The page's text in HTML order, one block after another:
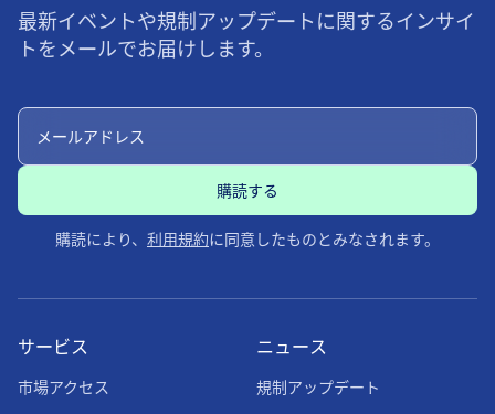
最新イベントや規制アップデートに関するインサイ
トをメールでお届けします。
購読により、 利用規約に同意したものとみなされます。
ニュース
規制アップデート
サービス
市場アクセス